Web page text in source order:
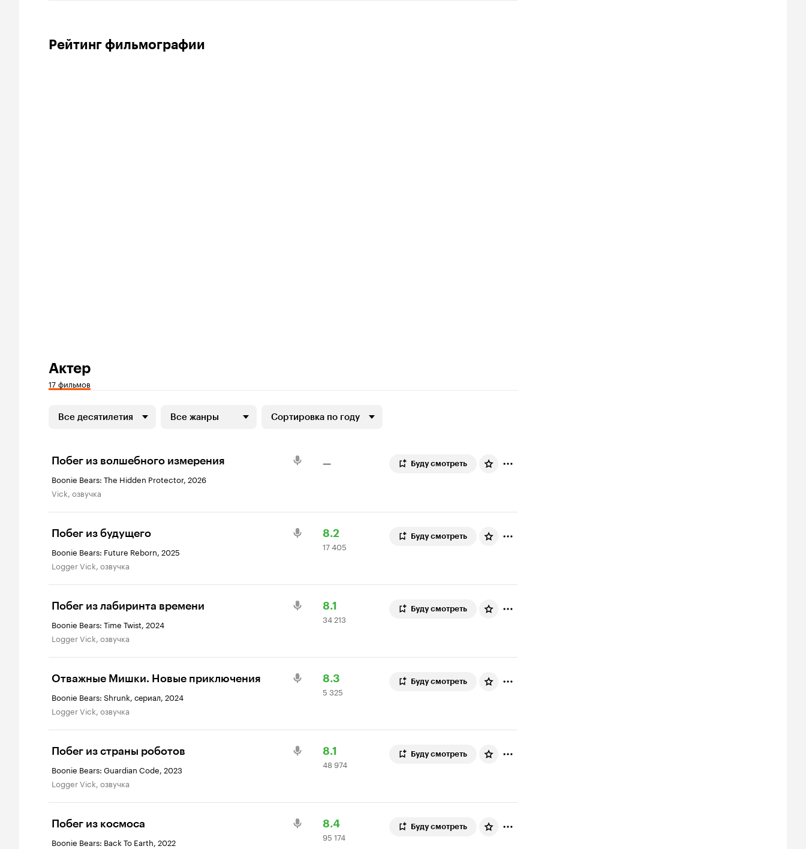
Рейтинг фильмографии
Актер
17 фильмов
Все десятилетия Все жанры Сортировка по году
Побег из волшебного измерения
Boonie Bears: The Hidden Protector, 2026
Vick, озвучка
— Буду смотреть
Побег из будущего
Boonie Bears: Future Reborn, 2025
Logger Vick, озвучка
Рейтинг
Кинопоиска
8.2
17
405
17 405
Буду смотреть
Побег из лабиринта времени
Boonie Bears: Time Twist, 2024
Logger Vick, озвучка
Рейтинг
Кинопоиска
8.1
34
213
34 213
Буду смотреть
Отважные Мишки. Новые приключения
Boonie Bears: Shrunk, сериал, 2024
Logger Vick, озвучка
Рейтинг
Кинопоиска
8.3
5
325
5 325
Буду смотреть
Побег из страны роботов
Boonie Bears: Guardian Code, 2023
Logger Vick, озвучка
Рейтинг
Кинопоиска
8.1
48
974
48 974
Буду смотреть
Побег из космоса
Boonie Bears: Back To Earth, 2022
Рейтинг
Кинопоиска
8.4
95
174
95 174
Буду смотреть